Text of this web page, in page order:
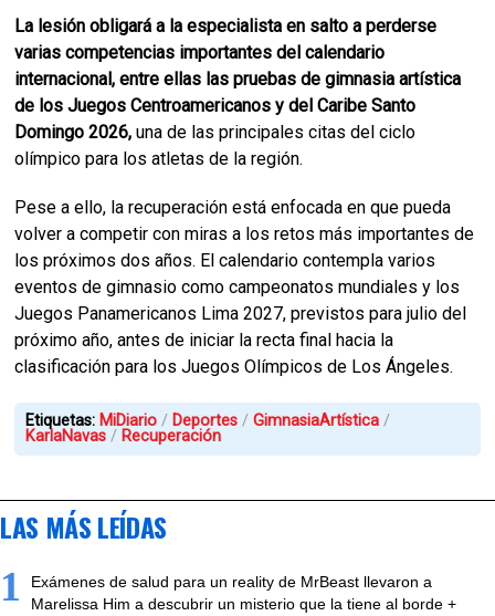
La lesión obligará a la especialista en salto a perderse
varias competencias importantes del calendario
internacional, entre ellas las pruebas de gimnasia artística
de los Juegos Centroamericanos y del Caribe Santo
Domingo 2026,una de las principales citas del ciclo
olímpico para los atletas de la región.
Pese a ello, la recuperación está enfocada en que pueda
volver a competir con miras a los retos más importantes de
los próximos dos años. El calendario contempla varios
eventos de gimnasio como campeonatos mundiales y los
Juegos Panamericanos Lima 2027, previstos para julio del
próximo año, antes de iniciar la recta final hacia la
clasificación para los Juegos Olímpicos de Los Ángeles.
Etiquetas:MiDiario Deportes
GimnasiaArtística
KarlaNavas
Recuperación
LAS MÁS LEÍDAS
1
Exámenes de salud para un reality de MrBeast llevaron a
Marelissa Him a descubrir un misterio que la tiene al borde +